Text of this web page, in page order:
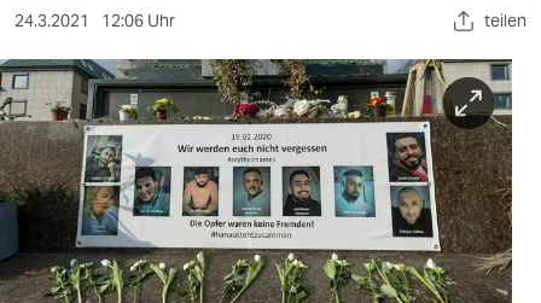
sport
berlin
nord
wahrheit
verlag
24.3.2021 12:06 Uhr teilen